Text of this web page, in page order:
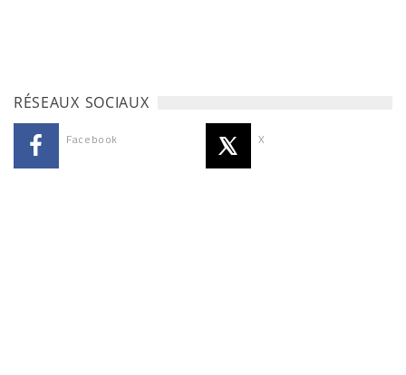
RÉSEAUX SOCIAUX
Facebook X